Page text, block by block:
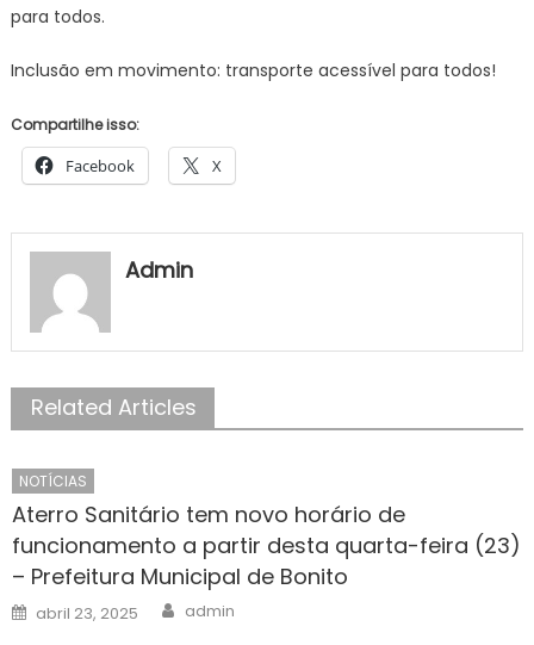
para todos.
Inclusão em movimento: transporte acessível para todos!
Compartilhe isso:
Facebook X
Admin
Related Articles
NOTÍCIAS
Aterro Sanitário tem novo horário de
funcionamento a partir desta quarta-feira (23)
– Prefeitura Municipal de Bonito
Posted
on
abril 23, 2025 Author
admin